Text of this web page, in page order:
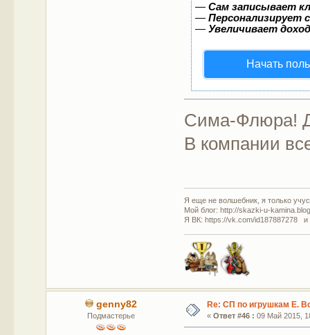
—Сам записывает
—Персонализирует
—Увеличивает
Начать
Сима-Флюра!
В компании
Я еще не волшебник, я только
Мой блог: http://skazki-u-
Я ВК: https://vk.com/id187887278 и
genny82
Подмастерье
Re: СП по игрушкам Е.
« Ответ #46 : 09 Май 2015,